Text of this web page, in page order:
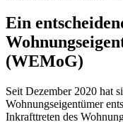
Ein
(WEMoG)
Seit Dezember 2020 hat
Wohnungseigentümer
Inkrafttreten des